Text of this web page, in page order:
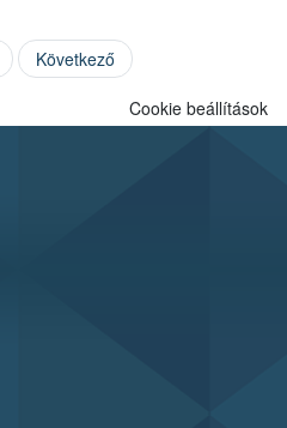
Következő
Cookie beállítások